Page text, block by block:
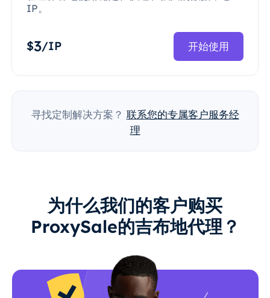
IP。
$3/IP 开始使用
寻找定制解决方案？ 联系您的专属客户服务经
理
为什么我们的客户购买
ProxySale的吉布地代理？